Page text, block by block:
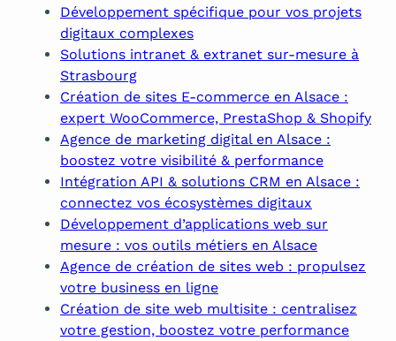
Développement spécifique pour vos projets
digitaux complexes
Solutions intranet & extranet sur-mesure à
Strasbourg
Création de sites E-commerce en Alsace :
expert WooCommerce, PrestaShop & Shopify
Agence de marketing digital en Alsace :
boostez votre visibilité & performance
Intégration API & solutions CRM en Alsace :
connectez vos écosystèmes digitaux
Développement d’applications web sur
mesure : vos outils métiers en Alsace
Agence de création de sites web : propulsez
votre business en ligne
Création de site web multisite : centralisez
votre gestion, boostez votre performance